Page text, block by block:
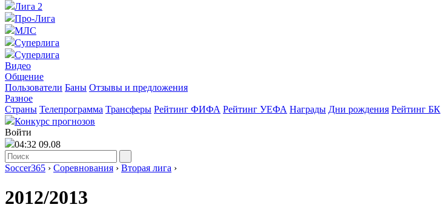
Лига 2
Про-Лига
МЛС
Суперлига
Суперлига
Видео
Общение
Пользователи Баны Отзывы и предложения
Разное
Страны Телепрограмма Трансферы Рейтинг ФИФА Рейтинг УЕФА Награды Дни рождения Рейтинг БК
Конкурс прогнозов
Войти
04:32 09.08
Soccer365 › Соревнования › Вторая лига ›
2012/2013